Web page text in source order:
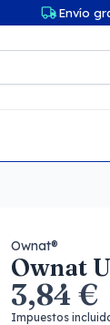
Envío
Ownat®
Ownat
3,84 €
Impuestos